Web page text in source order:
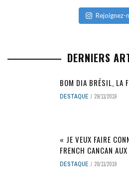
Rejoignez-
DERNIERS
BOM DIA BRÉSIL, LA
DESTAQUE 29/11/2019
« JE VEUX FAIRE
FRENCH CANCAN
DESTAQUE 20/11/2019